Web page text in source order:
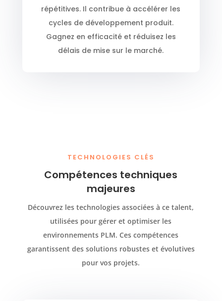
répétitives. Il contribue à accélérer les
cycles de développement produit.
Gagnez en efficacité et réduisez les
délais de mise sur le marché.
TECHNOLOGIES CLÉS
Compétences techniques
majeures
Découvrez les technologies associées à ce talent,
utilisées pour gérer et optimiser les
environnements PLM. Ces compétences
garantissent des solutions robustes et évolutives
pour vos projets.